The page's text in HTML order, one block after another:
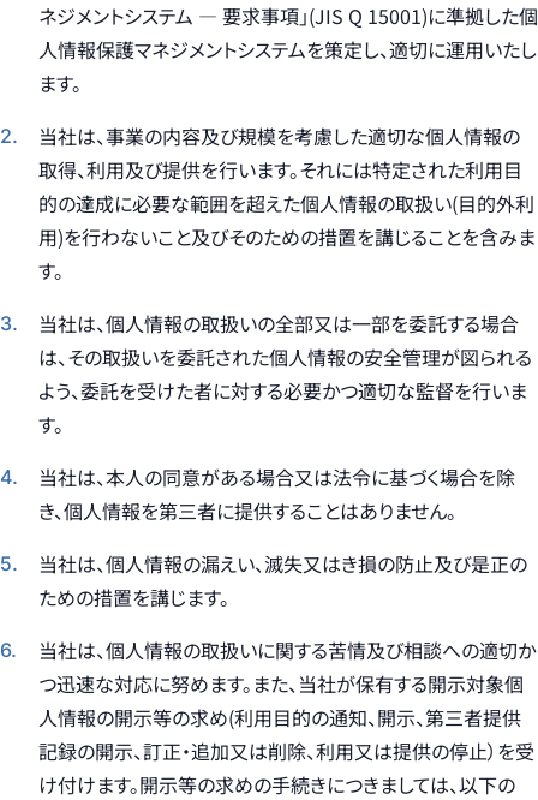
ネジメントシステム — 要求事項」(JIS Q 15001)に準拠した個
人情報保護マネジメントシステムを策定し、適切に運用いたし
ます。
当社は、事業の内容及び規模を考慮した適切な個人情報の
取得、利用及び提供を行います。それには特定された利用目
的の達成に必要な範囲を超えた個人情報の取扱い(目的外利
用)を行わないこと及びそのための措置を講じることを含みま
す。
当社は、個人情報の取扱いの全部又は一部を委託する場合
は、その取扱いを委託された個人情報の安全管理が図られる
よう、委託を受けた者に対する必要かつ適切な監督を行いま
す。
当社は、本人の同意がある場合又は法令に基づく場合を除
き、個人情報を第三者に提供することはありません。
当社は、個人情報の漏えい、滅失又はき損の防止及び是正の
ための措置を講じます。
当社は、個人情報の取扱いに関する苦情及び相談への適切か
つ迅速な対応に努めます。また、当社が保有する開示対象個
人情報の開示等の求め(利用目的の通知、開示、第三者提供
記録の開示、訂正・追加又は削除、利用又は提供の停止）を受
け付けます。開示等の求めの手続きにつきましては、以下の